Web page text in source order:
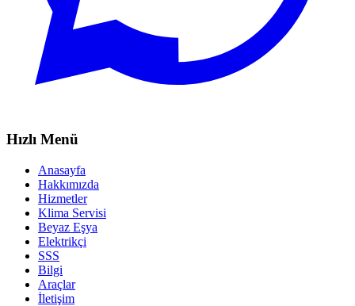
Hızlı Menü
Anasayfa
Hakkımızda
Hizmetler
Klima Servisi
Beyaz Eşya
Elektrikçi
SSS
Bilgi
Araçlar
İletişim